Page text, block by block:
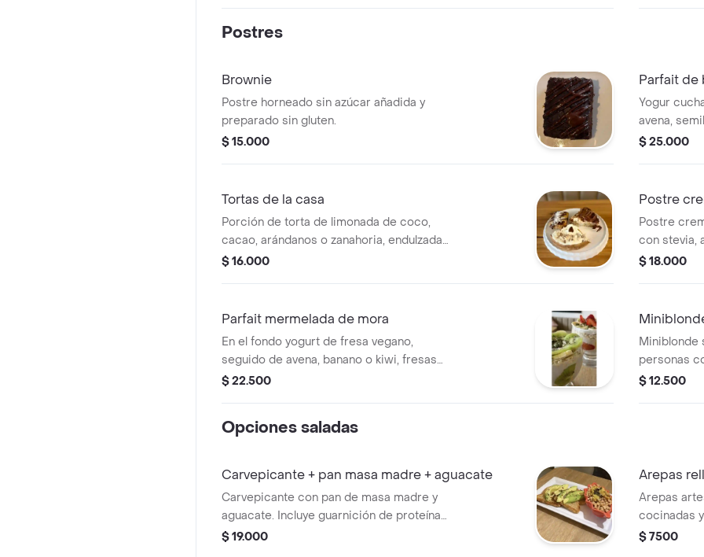
Postres
Brownie
Postre horneado sin azúcar añadida y
preparado sin gluten.
$ 15.000
Parfait de
Yogur
avena,
calabaza,
$ 25.000
Tortas de la casa
Porción de torta de limonada de coco,
cacao, arándanos o zanahoria, endulzadas
con stevia.
$ 16.000
Postre
Postre
con stevia,
remojadas,
$ 18.000
Parfait mermelada de mora
En el fondo yogurt de fresa vegano,
seguido de avena, banano o kiwi, fresas
frescas, semillas de calabaza y chía, más
con estevia.
$ 22.500
Miniblonde
personas
Presentado
$ 12.500
Opciones saladas
Carvepicante + pan masa madre + aguacate
Carvepicante con pan de masa madre y
aguacate. Incluye guarnición de proteína
vegetal y vegetales.
$ 19.000
Arepas
Arepas
cocinadas
por fuera,
$ 7500